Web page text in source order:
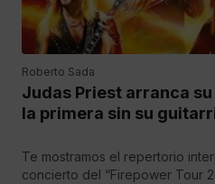
Roberto Sada
Judas Priest arranca
la primera sin su
Te mostramos el repertorio
concierto del “Firepower Tour